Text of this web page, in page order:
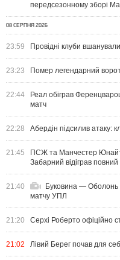
передсезонному зборі
08 СЕРПНЯ 2026
23:59 Провідні клуби
23:23 Помер легендарний
22:44
Реал обіграв
матч
22:28 Абердін підсилив атаку:
21:45
ПСЖ та Манчестер
Забарний відіграв
21:40
Буковина — Оболонь
матчу УПЛ
21:20 Серхі Роберто офіційно
21:02 Лівий Берег почав для